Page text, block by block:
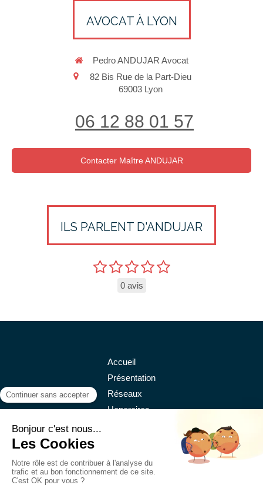
AVOCAT À LYON
Pedro ANDUJAR Avocat
82 Bis Rue de la Part-Dieu
69003 Lyon
06 12 88 01 57
Contacter Maître ANDUJAR
ILS PARLENT D'ANDUJAR
0 avis
Accueil
Présentation
Réseaux
Honoraires
©2018 Andujar - Avocat à Lyon
Plan du site